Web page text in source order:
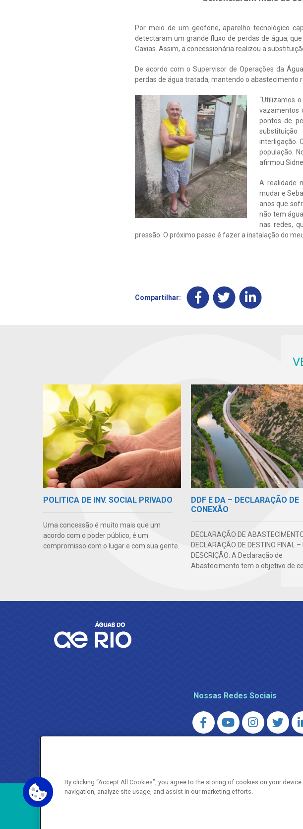
Por meio de um geofone, aparelho tecnológico
detectaram um grande fluxo de perdas de água,
Caxias. Assim, a concessionária realizou a
De acordo com o Supervisor de Operações da
perdas de água tratada, mantendo o abastecimento
“Utilizamos
vazamentos
pontos de
interligação.
população.
afirmou
A realidade
mudar e
anos que
não tem
nas redes,
pressão. O próximo passo é fazer a instalação do
Compartilhar:
POLITICA DE INV. SOCIAL PRIVADO
Uma concessão é muito mais que um
acordo com o poder público, é um
compromisso com o lugar e com sua gente.
DDF E DA – DECLARAÇÃO DE
CONEXÃO
DECLARAÇÃO DE
DECLARAÇÃO DE DESTINO FINAL –
DESCRIÇÃO: A Declaração de
Abastecimento tem o objetivo de
Nossas Redes Sociais
AGENERSA – Agência
By clicking “Accept All Cookies”, you agree to the storing of cookies on your
navigation, analyze site usage, and assist in our marketing efforts.